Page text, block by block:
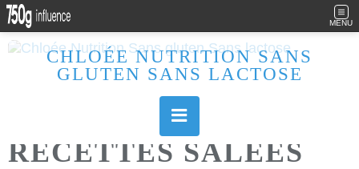
MENU
CHLOÉE NUTRITION SANS
GLUTEN SANS LACTOSE
RECETTES SALEES